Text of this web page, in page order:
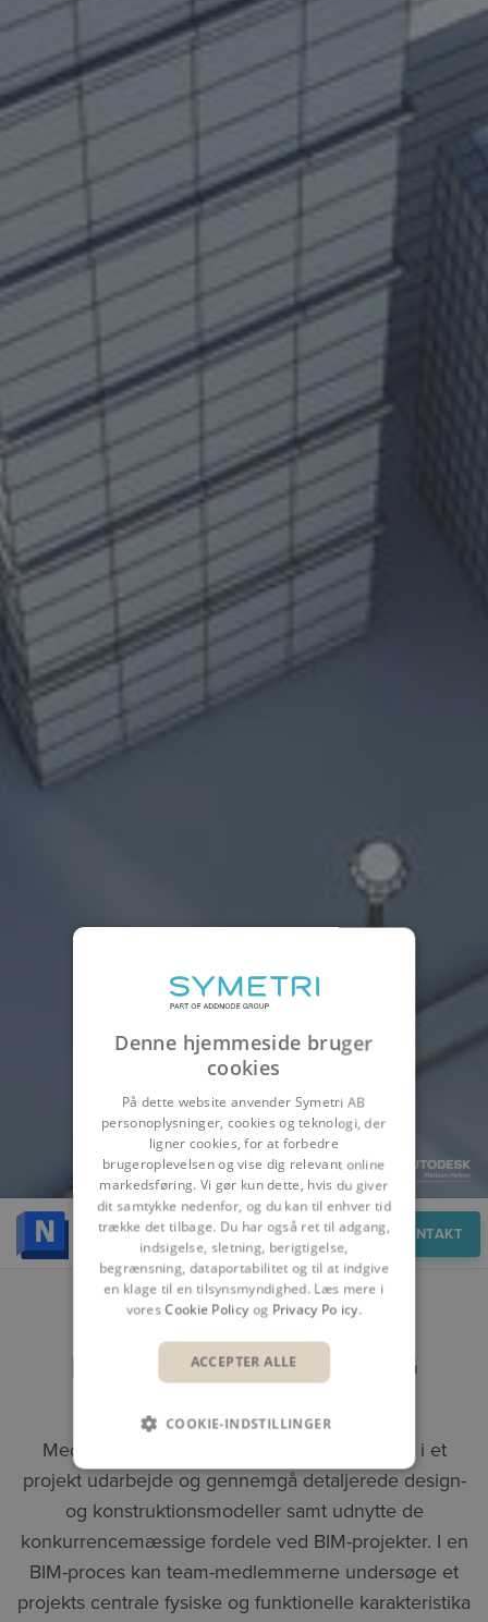
Overblik KONTAKT
KOMBINER DESIGN- OG
Med Navisworks kan alle involverede parter i et
projekt udarbejde og gennemgå detaljerede design-
og konstruktionsmodeller samt udnytte de
konkurrencemæssige fordele ved BIM-projekter. I en
BIM-proces kan team-medlemmerne undersøge et
projekts centrale fysiske og funktionelle karakteristika
Denne hjemmeside bruger
cookies
På dette website anvender Symetri AB
personoplysninger, cookies og teknologi, der
ligner cookies, for at forbedre
brugeroplevelsen og vise dig relevant online
markedsføring. Vi gør kun dette, hvis du giver
dit samtykke nedenfor, og du kan til enhver tid
trække det tilbage. Du har også ret til adgang,
indsigelse, sletning, berigtigelse,
begrænsning, dataportabilitet og til at indgive
en klage til en tilsynsmyndighed. Læs mere i
voresCookie Policyog Privacy Policy.
ACCEPTER ALLE
COOKIE-INDSTILLINGER